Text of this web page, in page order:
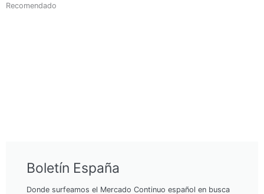
Recomendado
Boletín España
Donde surfeamos el Mercado Continuo español en busca